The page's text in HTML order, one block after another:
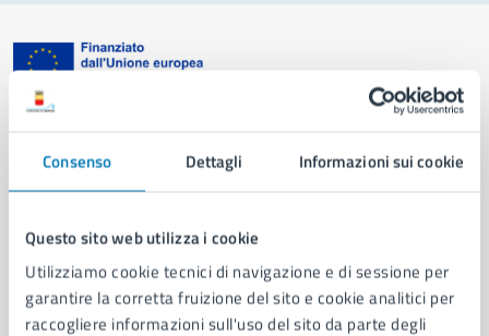
Consenso Dettagli Informazioni sui cookie
Questo sito web utilizza i cookie
Utilizziamo cookie tecnici di navigazione e di sessione per
garantire la corretta fruizione del sito e cookie analitici per
raccogliere informazioni sull'uso del sito da parte degli
AMMINISTRAZIONE
Organi di governo
Municipalità
Uffici
Enti e fondazioni